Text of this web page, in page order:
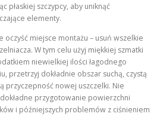
płaskiej szczypcy, aby uniknąć
elementy.
oczyść miejsce montażu – usuń wszelkie
W tym celu użyj miękkiej szmatki
niewielkiej ilości łagodnego
przetrzyj dokładnie obszar suchą, czystą
przyczepność nowej uszczelki. Nie
przygotowanie powierzchni
i późniejszych problemów z ciśnieniem